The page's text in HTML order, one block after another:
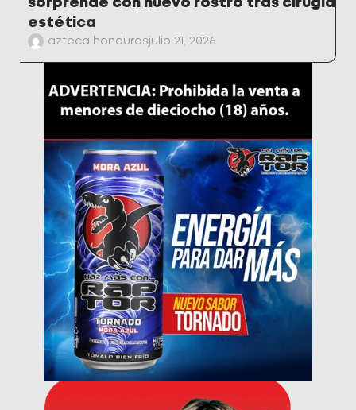
sorprende con nuevo rostro tras cirugía
estética
azteca hondurasjulio 21, 2026